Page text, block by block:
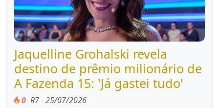
Jaquelline Grohalski revela
destino de prêmio milionário de
A Fazenda 15: 'Já gastei tudo'
0 R7-25/07/2026